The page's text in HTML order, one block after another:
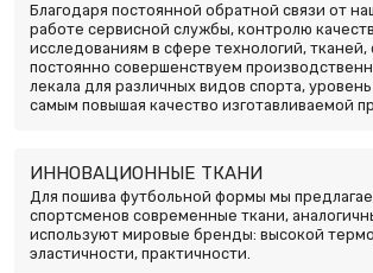
Благодаря постоянной обратной связи от
работе сервисной службы, контролю
исследованиям в сфере технологий,
постоянно совершенствуем
лекала для различных видов спорта,
самым повышая качество изготавливаемой
ИННОВАЦИОННЫЕ ТКАНИ
Для пошива футбольной формы мы
спортсменов современные ткани,
используют мировые бренды: высокой
эластичности, практичности.